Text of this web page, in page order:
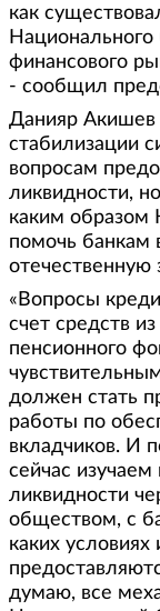
как
Национального
финансового
- сообщил
Данияр Акишев
стабилизации
вопросам
ликвидности,
каким образом
помочь банкам
отечественную
«Вопросы
счет средств
пенсионного
должен стать
работы по
вкладчиков. И
сейчас
ликвидности
обществом, с
каких
думаю, все